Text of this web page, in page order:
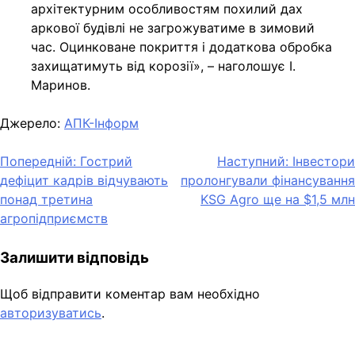
архітектурним особливостям похилий дах
аркової будівлі не загрожуватиме в зимовий
час. Оцинковане покриття і додаткова обробка
захищатимуть від корозії», – наголошує І.
Маринов.
Джерело: АПК-Інформ
Навігація
записів
Попередній: Гострий
дефіцит кадрів відчувають
понад третина
агропідприємств
Наступний: Інвестори
пролонгували фінансування
KSG Agro ще на $1,5 млн
Залишити відповідь
Щоб відправити коментар вам необхідно
авторизуватись.